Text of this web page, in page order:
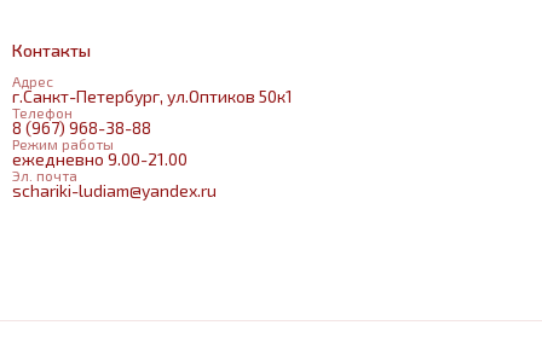
Контакты
Адрес
г.Санкт-Петербург, ул.Оптиков 50к1
Телефон
8 (967) 968-38-88
Режим работы
ежедневно 9.00-21.00
Эл. почта
schariki-ludiam@yandex.ru